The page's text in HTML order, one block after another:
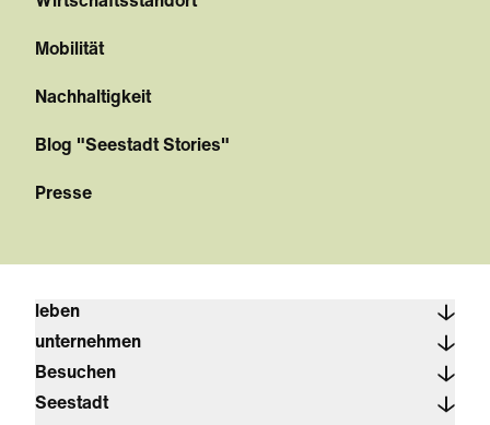
Mobilität
Nachhaltigkeit
Blog "Seestadt Stories"
Presse
leben
unternehmen
Besuchen
Seestadt